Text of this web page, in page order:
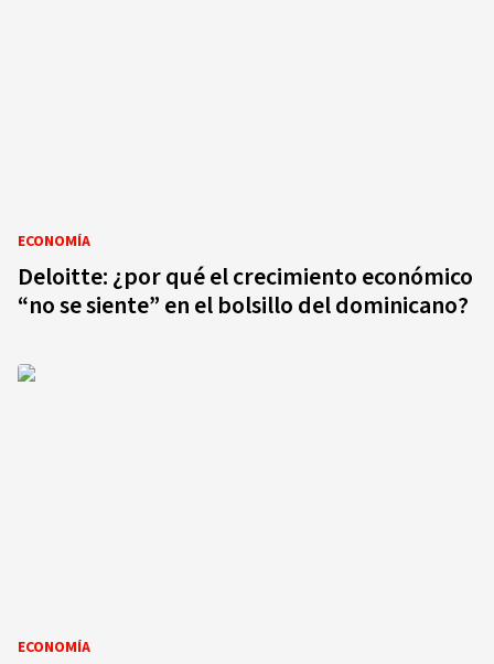
ECONOMÍA
Deloitte: ¿por qué el crecimiento económico
“no se siente” en el bolsillo del dominicano?
ECONOMÍA